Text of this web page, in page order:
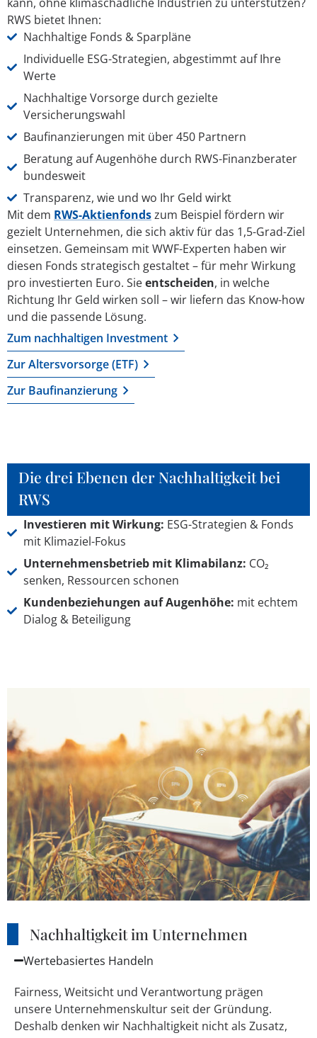
RWS bietet Ihnen:
Nachhaltige Fonds & Sparpläne
Individuelle ESG-Strategien, abgestimmt auf Ihre
Werte
Nachhaltige Vorsorge durch gezielte
Versicherungswahl
Baufinanzierungen mit über 450 Partnern
Beratung auf Augenhöhe durch RWS-Finanzberater
bundesweit
Transparenz, wie und wo Ihr Geld wirkt
Mit dem RWS-Aktienfondszum Beispiel fördern wir
gezielt Unternehmen, die sich aktiv für das 1,5-Grad-Ziel
einsetzen. Gemeinsam mit WWF-Experten haben wir
diesen Fonds strategisch gestaltet – für mehr Wirkung
pro investierten Euro. Sieentscheiden, in welche
Richtung Ihr Geld wirken soll – wir liefern das Know-how
und die passende Lösung.
Zum nachhaltigen Investment
Zur Altersvorsorge (ETF)
Zur Baufinanzierung
Die drei Ebenen der Nachhaltigkeit bei
RWS
Investieren mit Wirkung: ESG-Strategien & Fonds
mit Klimaziel-Fokus
Unternehmensbetrieb mit Klimabilanz: CO₂
senken, Ressourcen schonen
Kundenbeziehungen auf Augenhöhe: mit echtem
Dialog & Beteiligung
Nachhaltigkeit im Unternehmen
Wertebasiertes Handeln
Fairness, Weitsicht und Verantwortung prägen
unsere Unternehmenskultur seit der Gründung.
Deshalb denken wir Nachhaltigkeit nicht als Zusatz,